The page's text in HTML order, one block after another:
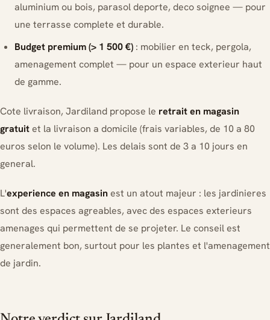
aluminium ou bois, parasol deporte, deco soignee — pour
une terrasse complete et durable.
Budget premium (> 1 500 €) : mobilier en teck, pergola,
amenagement complet — pour un espace exterieur haut
de gamme.
Cote livraison, Jardiland propose le retrait en magasin
gratuitet la livraison a domicile (frais variables, de 10 a 80
euros selon le volume). Les delais sont de 3 a 10 jours en
general.
L'experience en magasinest un atout majeur : les jardinieres
sont des espaces agreables, avec des espaces exterieurs
amenages qui permettent de se projeter. Le conseil est
generalement bon, surtout pour les plantes et l'amenagement
de jardin.